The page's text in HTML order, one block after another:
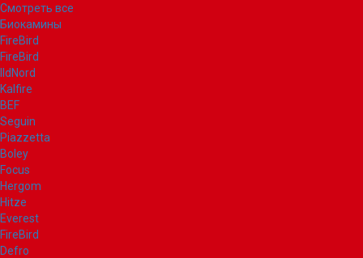
Смотреть все
Биокамины
FireBird
FireBird
IldNord
Kalfire
BEF
Seguin
Piazzetta
Boley
Focus
Hergom
Hitze
Everest
FireBird
Defro